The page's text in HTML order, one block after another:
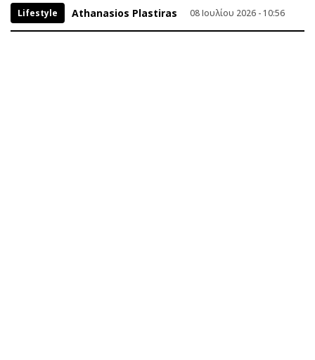
Lifestyle Athanasios Plastiras 08 Ιουλίου 2026 - 10:56